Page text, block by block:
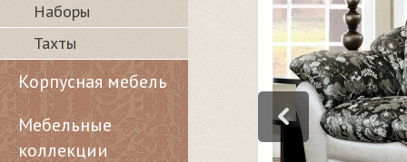
Наборы
Тахты
Корпусная мебель
Мебельные
коллекции